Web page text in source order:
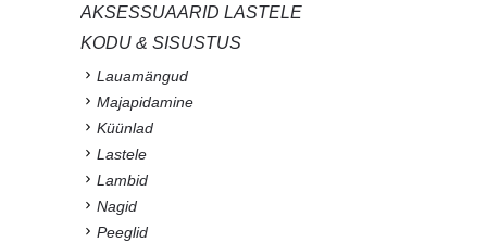
AKSESSUAARID LASTELE
KODU & SISUSTUS
Lauamängud
Majapidamine
Küünlad
Lastele
Lambid
Nagid
Peeglid